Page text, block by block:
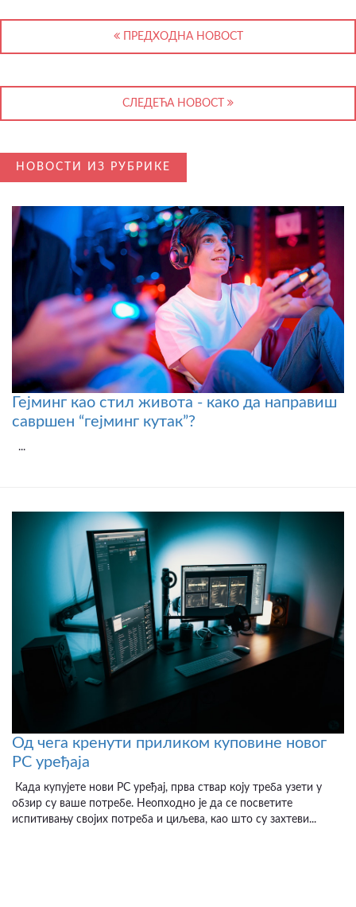
ПРЕДХОДНА НОВОСТ
СЛЕДЕЋА НОВОСТ
НОВОСТИ ИЗ РУБРИКЕ
Гејминг као стил живота - како да направиш
савршен “гејминг кутак”?
...
Од чега кренути приликом куповине новог
PC уређаја
Када купујете нови PC уређај, прва ствар коју треба узети у
обзир су ваше потребе. Неопходно је да се посветите
испитивању својих потреба и циљева, као што су захтеви...